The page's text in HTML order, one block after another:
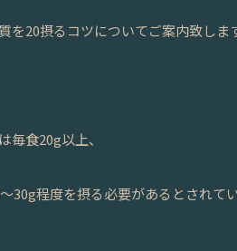
20摂るコツについてご案内致しま
毎食20g以上、
30g程度を摂る必要があるとされて